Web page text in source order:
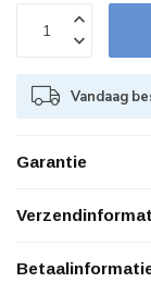
Vandaag
Garantie